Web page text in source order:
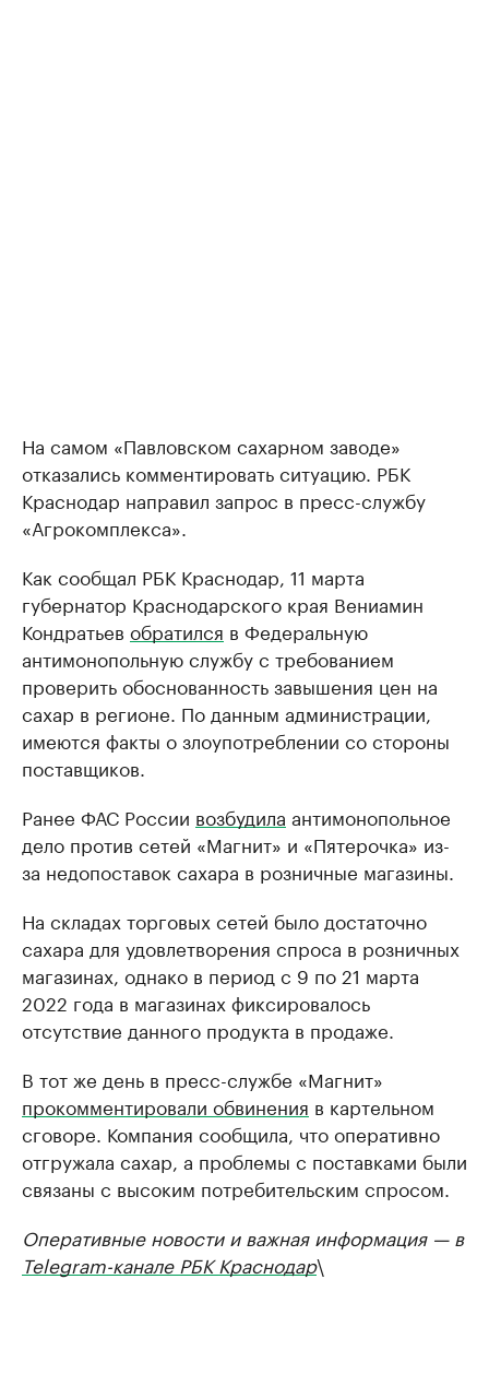
На самом «Павловском сахарном заводе»
отказались комментировать ситуацию. РБК
Краснодар направил запрос в пресс-службу
«Агрокомплекса».
Как сообщал РБК Краснодар, 11 марта
губернатор Краснодарского края Вениамин
Кондратьев обратился в Федеральную
антимонопольную службу с требованием
проверить обоснованность завышения цен на
сахар в регионе. По данным администрации,
имеются факты о злоупотреблении со стороны
поставщиков.
Ранее ФАС России возбудила антимонопольное
дело против сетей «Магнит» и «Пятерочка» из-
за недопоставок сахара в розничные магазины.
На складах торговых сетей было достаточно
сахара для удовлетворения спроса в розничных
магазинах, однако в период с 9 по 21 марта
2022 года в магазинах фиксировалось
отсутствие данного продукта в продаже.
В тот же день в пресс-службе «Магнит»
прокомментировали обвинения в картельном
сговоре. Компания сообщила, что оперативно
отгружала сахар, а проблемы с поставками были
связаны с высоким потребительским спросом.
Оперативные новости и важная информация — в
Telegram-канале РБК Краснодар\